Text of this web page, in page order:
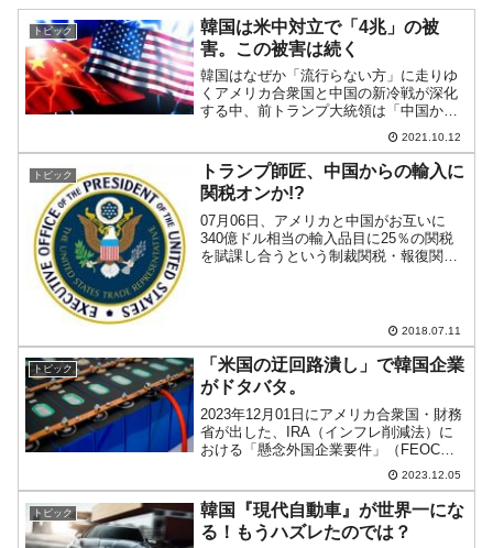
トピック
韓国は米中対立で「4兆」の被
害。この被害は続く
韓国はなぜか「流行らない方」に走りゆ
くアメリカ合衆国と中国の新冷戦が深化
する中、前トランプ大統領は「中国から
の輸入品目」の関税を大幅に引き上げる
という措置を取りました。なにせトラン
プ大統領が自身を「私は関税マンだ」と
呼ぶほどの熱の入れようで...
2021.10.12
トピック
トランプ師匠、中国からの輸入に
関税オンか!?
07月06日、アメリカと中国がお互いに
340億ドル相当の輸入品目に25％の関税
を賦課し合うという制裁関税・報復関税
2018.07.11
トピック
「米国の迂回路潰し」で韓国企業
がドタバタ。
2023年12月01日にアメリカ合衆国・財務
省が出した、IRA（インフレ削減法）に
おける「懸念外国企業要件」（FEOC）
詳細規定案が、案の定韓国企業にも波乱
を起こしています。中国が「迂回路」と
して利用しようとしていた「韓国」は駄
目になりそう...
2023.12.05
トピック
韓国『現代自動車』が世界一にな
る！もうハズレたのでは？